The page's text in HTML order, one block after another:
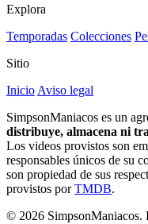
Explora
Temporadas Colecciones
Sitio
InicioAviso legal
SimpsonManiacos es un
distribuye, almacena ni
Los videos provistos son
responsables únicos de su
son propiedad de sus
provistos porTMDB.
© 2026 SimpsonManiacos.